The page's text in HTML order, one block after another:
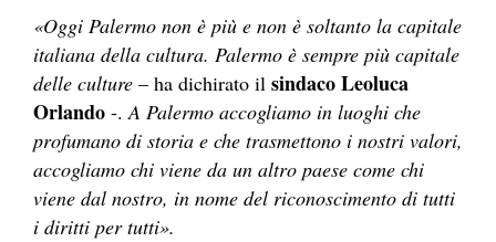
«Oggi Palermo non è più e non è soltanto la capitale
italiana della cultura. Palermo è sempre più capitale
delle culture – ha dichirato il sindaco Leoluca
Orlando -.A Palermo accogliamo in luoghi che
profumano di storia e che trasmettono i nostri valori,
accogliamo chi viene da un altro paese come chi
viene dal nostro, in nome del riconoscimento di tutti
i diritti per tutti».